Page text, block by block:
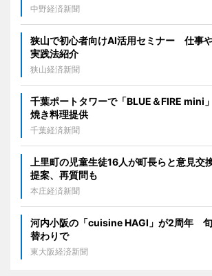
中野経済新聞
狭山で初心者向けAI活用セミナー 仕事
実践法紹介
狭山経済新聞
千葉ポートタワーで「BLUE＆FIRE
焼き料理提供
千葉経済新聞
上里町の児童生徒16人が町長らと意見
提案、再質問も
本庄経済新聞
河内小阪の「cuisine HAGI」が2周年 旬
替わりで
東大阪経済新聞